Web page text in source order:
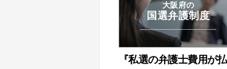
大阪府の
国選弁護制度
『私選の弁護士費用が